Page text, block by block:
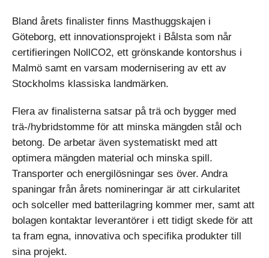
Bland årets finalister finns Masthuggskajen i
Göteborg, ett innovationsprojekt i Bålsta som når
certifieringen NollCO2, ett grönskande kontorshus i
Malmö samt en varsam modernisering av ett av
Stockholms klassiska landmärken.
Flera av finalisterna satsar på trä och bygger med
trä-/hybridstomme för att minska mängden stål och
betong. De arbetar även systematiskt med att
optimera mängden material och minska spill.
Transporter och energilösningar ses över. Andra
spaningar från årets nomineringar är att cirkularitet
och solceller med batterilagring kommer mer, samt att
bolagen kontaktar leverantörer i ett tidigt skede för att
ta fram egna, innovativa och specifika produkter till
sina projekt.